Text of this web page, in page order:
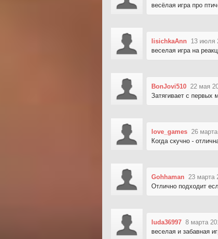
весёлая игра про
lisichkaAnn 13 июля
веселая игра на
BonJovi510 22 мая
Затягивает с первых
love_games 26
Когда скучно -
Gohhaman 23 марта
Отлично подходит
luda36997 8 марта
веселая и забавная